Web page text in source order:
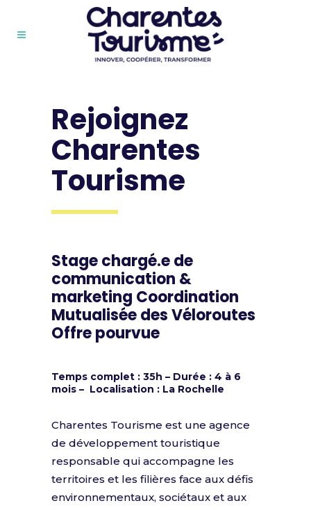
Rejoignez
Charentes
Tourisme
Stage chargé.e de
communication &
marketing Coordination
Mutualisée des Véloroutes
Offre pourvue
Temps complet : 35h – Durée : 4 à 6
mois – Localisation : La Rochelle
Charentes Tourisme est une agence
de développement touristique
responsable qui accompagne les
territoires et les filières face aux défis
environnementaux, sociétaux et aux